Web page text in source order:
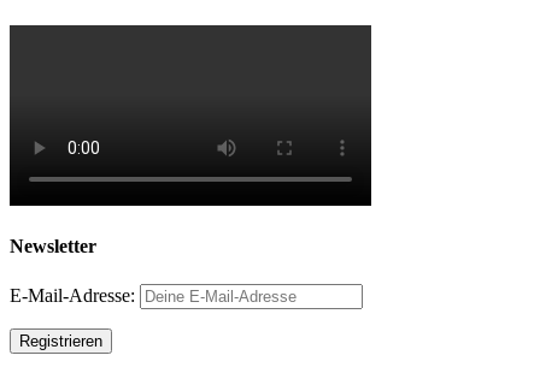
Newsletter
E-Mail-Adresse: